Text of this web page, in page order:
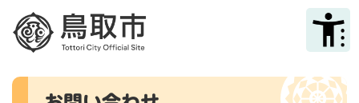
メニューを飛ばして本文へ
本